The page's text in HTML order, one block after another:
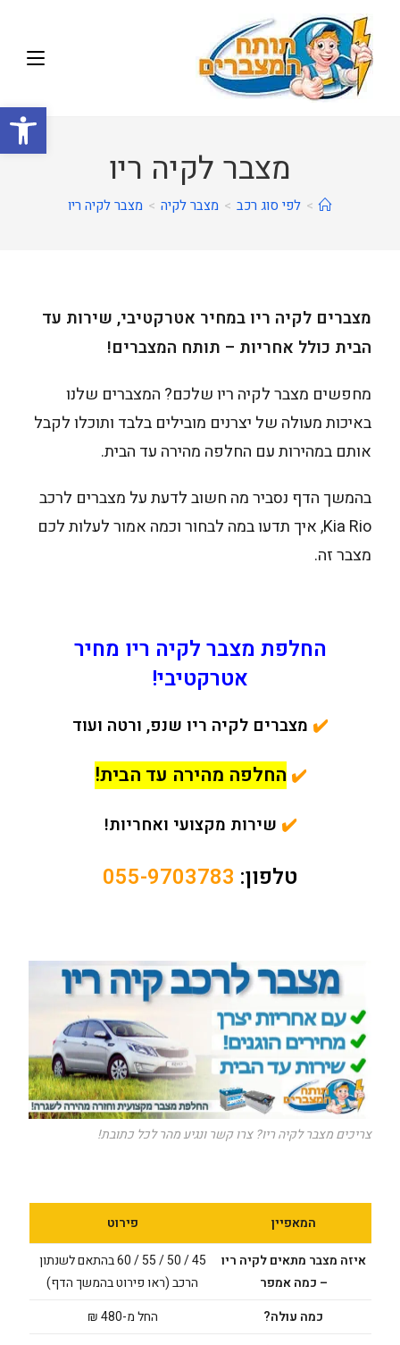
מצבר לקיה ריו
> לפי סוג רכב > מצבר לקיה > מצבר לקיה ריו
מצברים לקיה ריו במחיר אטרקטיבי, שירות עד
הבית כולל אחריות – תותח המצברים!
מחפשים מצבר לקיה ריו שלכם? המצברים שלנו
באיכות מעולה של יצרנים מובילים בלבד ותוכלו לקבל
אותם במהירות עם החלפה מהירה עד הבית.
בהמשך הדף נסביר מה חשוב לדעת על מצברים לרכב
Kia Rio, איך תדעו במה לבחור וכמה אמור לעלות לכם
מצבר זה.
החלפת מצבר לקיה ריו מחיר
אטרקטיבי!
✔️ מצברים לקיה ריו שנפ, ורטה ועוד
✔️ החלפה מהירה עד הבית!
✔️ שירות מקצועי ואחריות!
טלפון: 055-9703783
צריכים מצבר לקיה ריו? צרו קשר ונגיע מהר לכל כתובת!
המאפיין
פירוט
איזה מצבר מתאים לקיה ריו
– כמה אמפר
45 / 50 / 55 / 60 בהתאם לשנתון
הרכב (ראו פירוט בהמשך הדף)
כמה עולה?
החל מ-480 ₪